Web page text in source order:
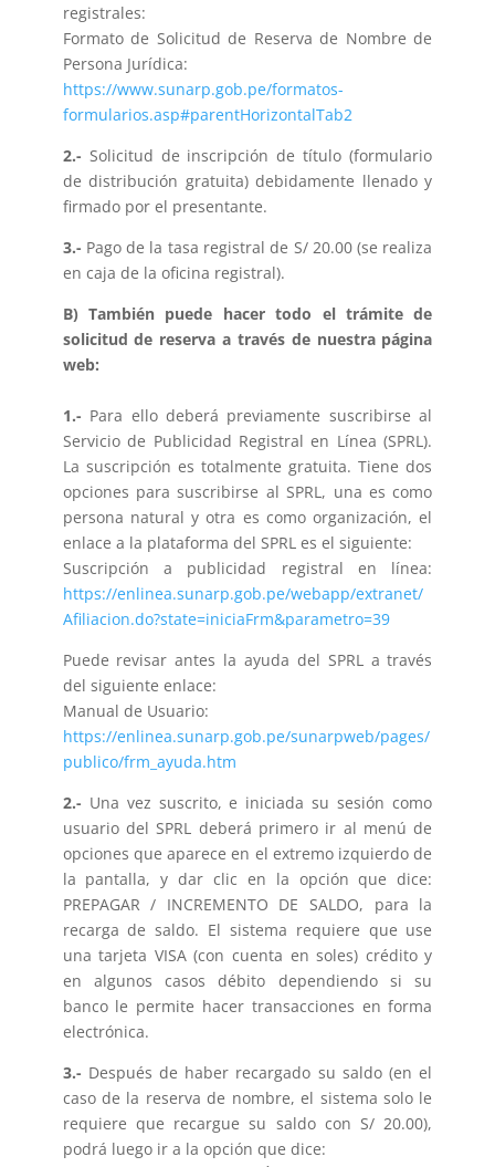
registrales:
Formato de Solicitud de Reserva de Nombre de
Persona Jurídica:
https://www.sunarp.gob.pe/formatos-
formularios.asp#parentHorizontalTab2
2.- Solicitud de inscripción de título (formulario
de distribución gratuita) debidamente llenado y
firmado por el presentante.
3.- Pago de la tasa registral de S/ 20.00 (se realiza
en caja de la oficina registral).
B) También puede hacer todo el trámite de
solicitud de reserva a través de nuestra página
web:
1.- Para ello deberá previamente suscribirse al
Servicio de Publicidad Registral en Línea (SPRL).
La suscripción es totalmente gratuita. Tiene dos
opciones para suscribirse al SPRL, una es como
persona natural y otra es como organización, el
enlace a la plataforma del SPRL es el siguiente:
Suscripción a publicidad registral en línea:
https://enlinea.sunarp.gob.pe/webapp/extranet/
Afiliacion.do?state=iniciaFrm&parametro=39
Puede revisar antes la ayuda del SPRL a través
del siguiente enlace:
Manual de Usuario:
https://enlinea.sunarp.gob.pe/sunarpweb/pages/
publico/frm_ayuda.htm
2.- Una vez suscrito, e iniciada su sesión como
usuario del SPRL deberá primero ir al menú de
opciones que aparece en el extremo izquierdo de
la pantalla, y dar clic en la opción que dice:
PREPAGAR / INCREMENTO DE SALDO, para la
recarga de saldo. El sistema requiere que use
una tarjeta VISA (con cuenta en soles) crédito y
en algunos casos débito dependiendo si su
banco le permite hacer transacciones en forma
electrónica.
3.- Después de haber recargado su saldo (en el
caso de la reserva de nombre, el sistema solo le
requiere que recargue su saldo con S/ 20.00),
podrá luego ir a la opción que dice: